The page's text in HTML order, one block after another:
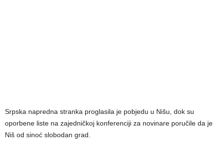
Srpska napredna stranka proglasila je pobjedu u Nišu, dok su
oporbene liste na zajedničkoj konferenciji za novinare poručile da je
Niš od sinoć slobodan grad.